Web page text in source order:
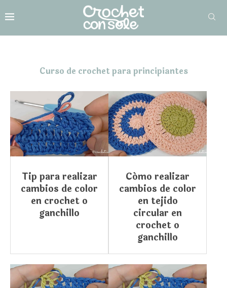
Curso de crochet para principiantes
Tip para realizar
cambios de color
en crochet o
ganchillo
Cómo realizar
cambios de color
en tejido
circular en
crochet o
ganchillo